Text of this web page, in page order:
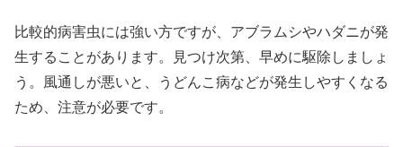
比較的病害虫には強い方ですが、アブラムシやハダニが発
生することがあります。見つけ次第、早めに駆除しましょ
う。風通しが悪いと、うどんこ病などが発生しやすくなる
ため、注意が必要です。